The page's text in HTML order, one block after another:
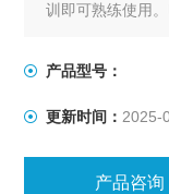
训即可熟练使用
的情况下可进行
产品型号：
更新时间： 2025-
产品咨询